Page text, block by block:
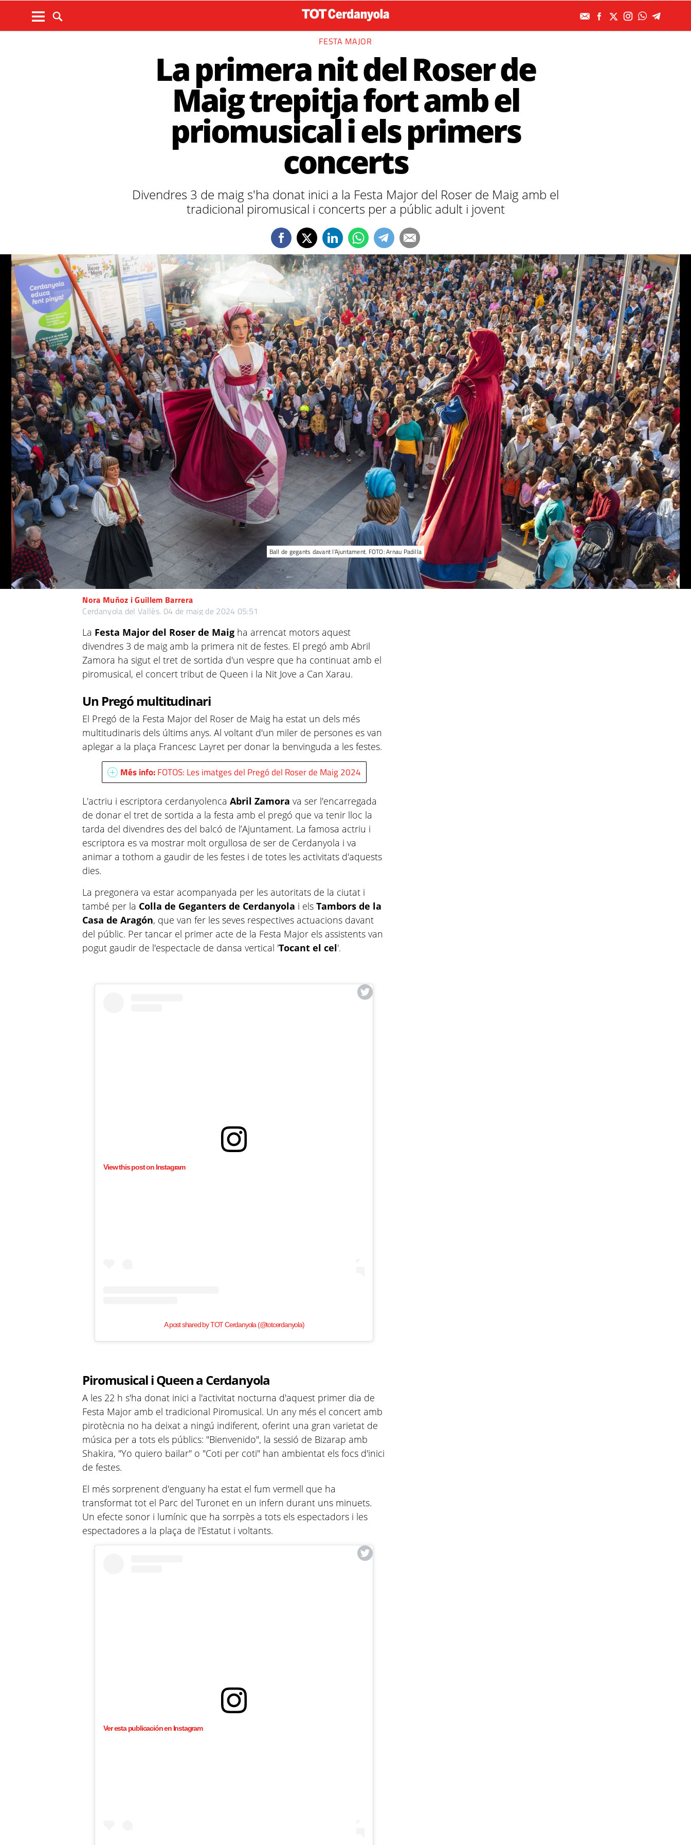
FESTA MAJOR
La primera nit del Roser de
Maig trepitja fort amb el
priomusical i els primers
concerts
Divendres 3 de maig s'ha donat inici a la Festa Major del Roser de Maig amb el
tradicional piromusical i concerts per a públic adult i jovent
Ball de gegants davant l'Ajuntament. FOTO: Arnau Padilla
Nora Muñoz i Guillem Barrera
Cerdanyola del Vallès. 04 de maig de 2024 05:51
La Festa Major del Roser de Maig ha arrencat motors aquest
divendres 3 de maig amb la primera nit de festes. El pregó amb Abril
Zamora ha sigut el tret de sortida d'un vespre que ha continuat amb el
piromusical, el concert tribut de Queen i la Nit Jove a Can Xarau.
Un Pregó multitudinari
El Pregó de la Festa Major del Roser de Maig ha estat un dels més
multitudinaris dels últims anys. Al voltant d'un miler de persones es van
aplegar a la plaça Francesc Layret per donar la benvinguda a les festes.
Més info:FOTOS: Les imatges del Pregó del Roser de Maig 2024
L'actriu i escriptora cerdanyolencaAbril Zamora va ser l'encarregada
de donar el tret de sortida a la festa amb el pregó que va tenir lloc la
tarda del divendres des del balcó de l’Ajuntament. La famosa actriu i
escriptora es va mostrar molt orgullosa de ser de Cerdanyola i va
animar a tothom a gaudir de les festes i de totes les activitats d'aquests
dies.
La pregonera va estar acompanyada per les autoritats de la ciutat i
també per la Colla de Geganters de Cerdanyola i elsTambors de la
Casa de Aragón, que van fer les seves respectives actuacions davant
del públic. Per tancar el primer acte de la Festa Major els assistents van
pogut gaudir de l'espectacle de dansa vertical 'Tocant el cel'.
View this post on Instagram
A post shared by TOT Cerdanyola (@totcerdanyola)
Piromusical i Queen a Cerdanyola
A les 22 h s'ha donat inici a l'activitat nocturna d'aquest primer dia de
Festa Major amb el tradicional Piromusical. Un any més el concert amb
pirotècnia no ha deixat a ningú indiferent, oferint una gran varietat de
música per a tots els públics: "Bienvenido", la sessió de Bizarap amb
Shakira, "Yo quiero bailar" o "Coti per coti" han ambientat els focs d'inici
de festes.
El més sorprenent d'enguany ha estat el fum vermell que ha
transformat tot el Parc del Turonet en un infern durant uns minuets.
Un efecte sonor i lumínic que ha sorrpès a tots els espectadors i les
espectadores a la plaça de l'Estatut i voltants.
Ver esta publicación en Instagram